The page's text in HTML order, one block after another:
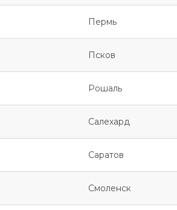
Пермь
Псков
Рошаль
Салехард
Саратов
Смоленск